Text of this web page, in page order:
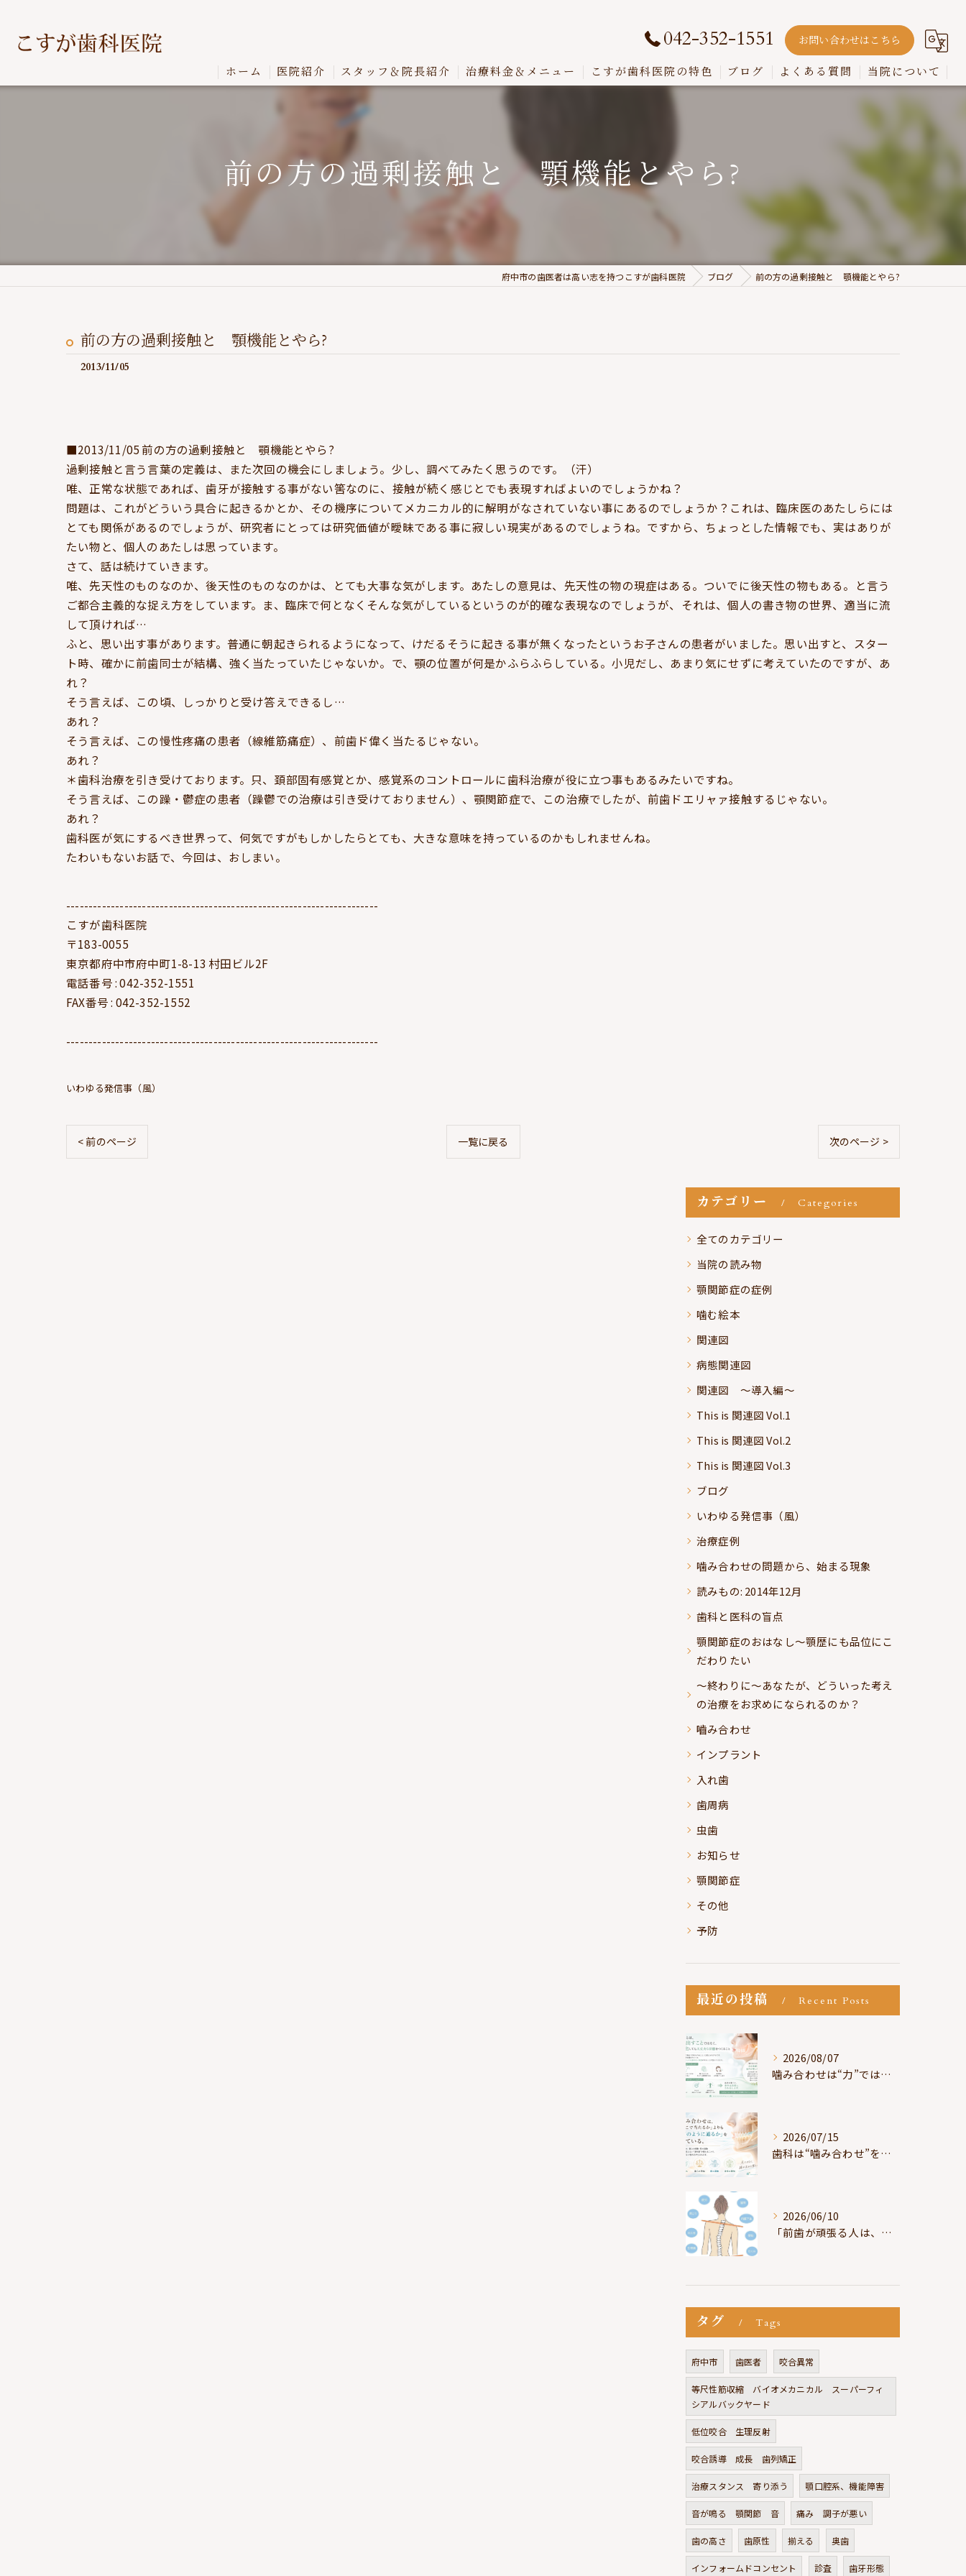
042-352-1551 お問い合わせはこちら
ホーム 医院紹介 スタッフ＆院長紹介 治療料金＆メニュー こすが歯科医院の特色 ブログ よくある質問 当院について
インプラント
入れ歯
歯周病
虫歯
前の方の過剰接触と 顎機能とやら?
府中市の歯医者は高い志を持つこすが歯科医院 ブログ 前の方の過剰接触と 顎機能とやら?
前の方の過剰接触と 顎機能とやら?
2013/11/05
■2013/11/05 前の方の過剰接触と 顎機能とやら?
過剰接触と言う言葉の定義は、また次回の機会にしましょう。少し、調べてみたく思うのです。（汗）
唯、正常な状態であれば、歯牙が接触する事がない筈なのに、接触が続く感じとでも表現すればよいのでしょうかね？
問題は、これがどういう具合に起きるかとか、その機序についてメカニカル的に解明がなされていない事にあるのでしょうか？これは、臨床医のあたしらには
とても関係があるのでしょうが、研究者にとっては研究価値が曖昧である事に寂しい現実があるのでしょうね。ですから、ちょっとした情報でも、実はありが
たい物と、個人のあたしは思っています。
さて、話は続けていきます。
唯、先天性のものなのか、後天性のものなのかは、とても大事な気がします。あたしの意見は、先天性の物の現症はある。ついでに後天性の物もある。と言う
ご都合主義的な捉え方をしています。ま、臨床で何となくそんな気がしているというのが的確な表現なのでしょうが、それは、個人の書き物の世界、適当に流
して頂ければ…
ふと、思い出す事があります。普通に朝起きられるようになって、けだるそうに起きる事が無くなったというお子さんの患者がいました。思い出すと、スター
ト時、確かに前歯同士が結構、強く当たっていたじゃないか。で、顎の位置が何是かふらふらしている。小児だし、あまり気にせずに考えていたのですが、あ
れ？
そう言えば、この頃、しっかりと受け答えできるし…
あれ？
そう言えば、この慢性疼痛の患者（線維筋痛症）、前歯ド偉く当たるじゃない。
あれ？
＊歯科治療を引き受けております。只、頚部固有感覚とか、感覚系のコントロールに歯科治療が役に立つ事もあるみたいですね。
そう言えば、この躁・鬱症の患者（躁鬱での治療は引き受けておりません）、顎関節症で、この治療でしたが、前歯ドエリャァ接触するじゃない。
あれ？
歯科医が気にするべき世界って、何気ですがもしかしたらとても、大きな意味を持っているのかもしれませんね。
たわいもないお話で、今回は、おしまい。
----------------------------------------------------------------------
こすが歯科医院
〒183-0055
東京都府中市府中町1-8-13 村田ビル2F
電話番号 : 042-352-1551
FAX番号 : 042-352-1552
----------------------------------------------------------------------
いわゆる発信事（風）
< 前のページ 一覧に戻る 次のページ >
カテゴリー Categories
全てのカテゴリー
当院の読み物
顎関節症の症例
噛む絵本
関連図
病態関連図
関連図 ～導入編～
This is 関連図 Vol.1
This is 関連図 Vol.2
This is 関連図 Vol.3
ブログ
いわゆる発信事（風）
治療症例
噛み合わせの問題から、始まる現象
読みもの: 2014年12月
歯科と医科の盲点
顎関節症のおはなし～顎歴にも品位にこ
だわりたい
～終わりに～あなたが、どういった考え
の治療をお求めになられるのか？
嚙み合わせ
インプラント
入れ歯
歯周病
虫歯
お知らせ
顎関節症
その他
予防
最近の投稿 Recent Posts
2026/08/07
噛み合わせは“力”ではなく“許可”である
2026/07/15
歯科は“噛み合わせ”を見ているが、身体は“通り道”を見ている
2026/06/10
「前歯が頑張る人は、だいたい疲れている」
タグ Tags
府中市 歯医者 咬合異常
等尺性筋収縮 バイオメカニカル スーパーフィ
シアルバックヤード
低位咬合 生理反射
咬合誘導 成長 歯列矯正
治療スタンス 寄り添う 顎口腔系、機能障害
音が鳴る 顎関節 音 痛み 調子が悪い
歯の高さ 歯原性 揃える 奥歯
インフォームドコンセント 診査 歯牙形態